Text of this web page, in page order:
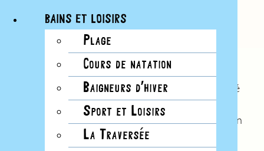
À PROPOS DEPHILIPPE
CONSTANTIN
Cet auteur n'a pas encore renseigné
de détails.
Jusqu'à présent Philippe Constantin
a créé 0 entrées de blog.
BAINS ET LOISIRS
Plage
Cours de natation
Baigneurs d’hiver
Sport et Loisirs
La Traversée